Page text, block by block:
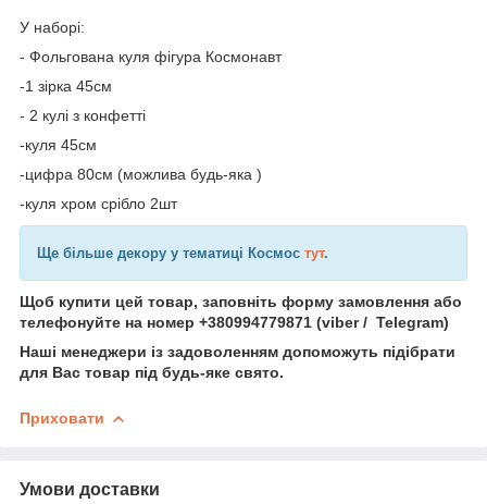
У наборі:
- Фольгована куля фігура Космонавт
-1 зірка 45см
- 2 кулі з конфетті
-куля 45см
-цифра 80см (можлива будь-яка )
-куля хром срібло 2шт
Ще більше декору у тематиці Космос тут.
Щоб купити цей товар, заповніть форму замовлення або
телефонуйте на номер +380994779871 (viber / Telegram)
Наші менеджери із задоволенням допоможуть підібрати
для Вас товар під будь-яке свято.
Приховати
Умови доставки